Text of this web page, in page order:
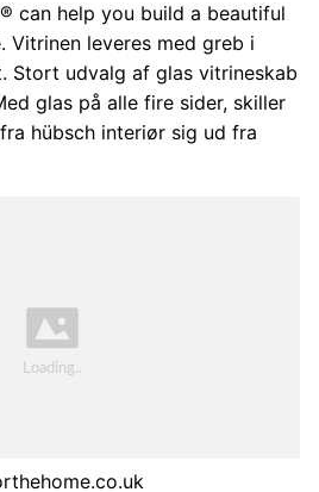
can help you build a beautiful
Vitrinen leveres med greb i
Stort udvalg af glas vitrineskab
glas på alle fire sider, skiller
hübsch interiør sig ud fra